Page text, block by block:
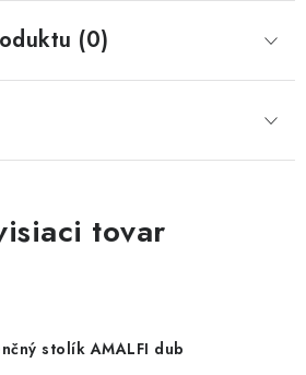
(0)
tovar
stolík AMALFI dub